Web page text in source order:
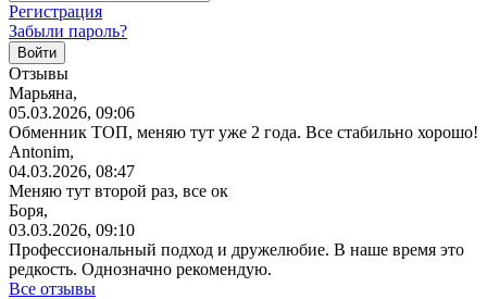
Регистрация
Забыли пароль?
Отзывы
Марьяна,
05.03.2026, 09:06
Обменник ТОП, меняю тут уже 2 года. Все стабильно хорошо!
Antonim,
04.03.2026, 08:47
Меняю тут второй раз, все ок
Боря,
03.03.2026, 09:10
Профессиональный подход и дружелюбие. В наше время это
редкость. Однозначно рекомендую.
Все отзывы